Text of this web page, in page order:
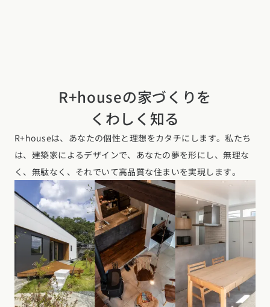
R+houseの家づくりを
くわしく知る
R+houseは、あなたの個性と理想をカタチにします。私たち
は、建築家によるデザインで、あなたの夢を形にし、無理な
く、無駄なく、それでいて高品質な住まいを実現します。